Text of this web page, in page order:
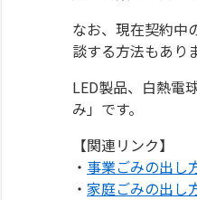
なお、現在契約中
談する方法もあり
LED製品、白熱電
み」です。
【関連リンク】
・ 事業ごみの出し
・ 家庭ごみの出し